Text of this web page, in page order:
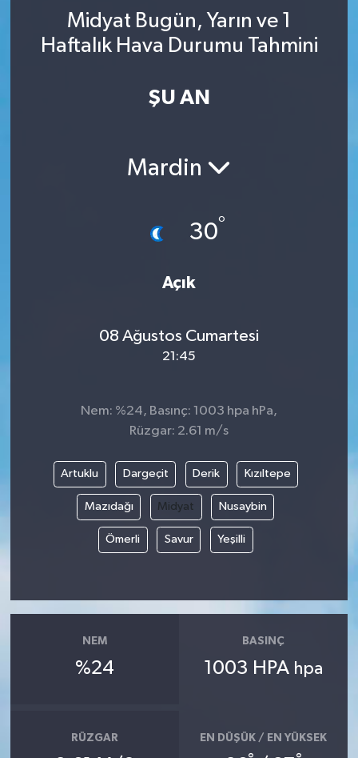
Midyat Bugün, Yarın ve 1
Haftalık Hava Durumu Tahmini
ŞU AN
Mardin
30°
Açık
08 Ağustos Cumartesi
21:45
Nem: %24, Basınç: 1003 hpa hPa,
Rüzgar: 2.61 m/s
Artuklu Dargeçit Derik Kızıltepe
Mazıdağı Midyat Nusaybin
Ömerli Savur Yeşilli
NEM
%24
BASINÇ
1003 HPA hpa
RÜZGAR EN DÜŞÜK / EN YÜKSEK
YAŞAM